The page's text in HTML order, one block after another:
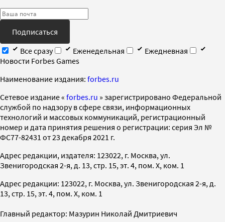
Подписаться
Все сразу
Еженедельная
Ежедневная
Новости Forbes Games
Наименование издания: forbes.ru
Cетевое издание « forbes.ru » зарегистрировано Федеральной
службой по надзору в сфере связи, информационных
технологий и массовых коммуникаций, регистрационный
номер и дата принятия решения о регистрации: серия Эл №
ФС77-82431 от 23 декабря 2021 г.
Адрес редакции, издателя: 123022, г. Москва, ул.
Звенигородская 2-я, д. 13, стр. 15, эт. 4, пом. X, ком. 1
Адрес редакции: 123022, г. Москва, ул. Звенигородская 2-я, д.
13, стр. 15, эт. 4, пом. X, ком. 1
Главный редактор: Мазурин Николай Дмитриевич